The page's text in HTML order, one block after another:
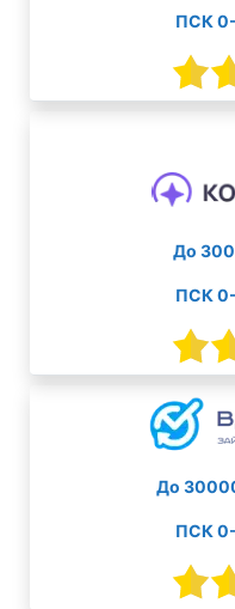
ПСК
До
ПСК
До
ПСК